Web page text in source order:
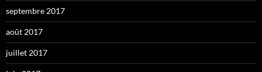
septembre 2017
août 2017
juillet 2017